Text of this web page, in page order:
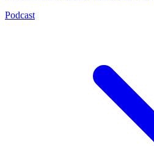
Podcast